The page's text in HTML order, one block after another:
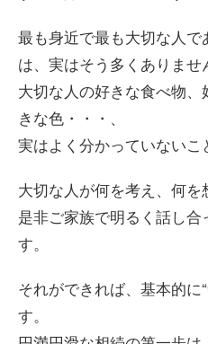
最も身近で最も大切な人
は、実はそう多くありませ
大切な人の好きな食べ物
きな色・・・、
実はよく分かっていないこ
大切な人が何を考え、何を
是非ご家族で明るく話し
す。
それができれば、基本的に
す。